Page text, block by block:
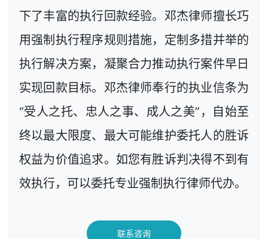
下了丰富的执行回款经验。邓杰律师擅长巧
用强制执行程序规则措施，定制多措并举的
执行解决方案，凝聚合力推动执行案件早日
实现回款目标。邓杰律师奉行的执业信条为
“受人之托、忠人之事、成人之美”，自始至
终以最大限度、最大可能维护委托人的胜诉
权益为价值追求。如您有胜诉判决得不到有
效执行，可以委托专业强制执行律师代办。
联系咨询